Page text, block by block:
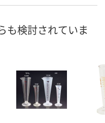
も検討されていま